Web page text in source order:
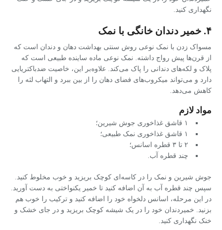
نگهداری کنید.
۴. خمیر دندان خانگی با نمک
مسواک زدن با نمک نوعی روش سنتی بهداشت دهان و دندان است که
از قرن‌ها پیش رواج داشته. نمک نوعی ماده ساینده طبیعی است که
پلاک و لکه‌های دندانی را پاک می‌کند. علاوه‌بر این، خاصیت ضدباکتریایی
دارد و می‌تواند میکروب‌های فضای دهان را از بین ببرد و التهاب لثه را
کاهش می‌دهد.
مواد لازم
۱ قاشق غذاخوری جوش شیرین؛
۱ قاشق غذاخوری نمک طبیعی؛
۲ تا ۳ قطره اسانس؛
چند قطره آب.
جوش شیرین و نمک را در کاسه‌ای کوچک بریزید و خوب مخلوط کنید.
سپس چند قطره آب به آن اضافه کنید تا خمیر یکنواختی به دست آورید.
در این مرحله، اسانس دلخواه خود را اضافه کنید و ترکیب را خوب هم
بزنید. خمیردندان خود را در یک شیشه کوچک بریزید و در جای خشک و
خنک نگهداری کنید.